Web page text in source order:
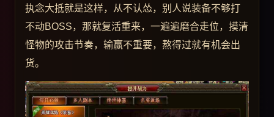
执念大抵就是这样，从不认怂，别人说装备不够打
不动BOSS，那就复活重来，一遍遍磨合走位，摸清
怪物的攻击节奏，输赢不重要，熬得过就有机会出
货。